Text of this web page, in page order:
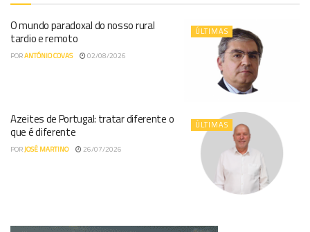
ÚLTIMAS
O mundo paradoxal do nosso rural
tardio e remoto
PORANTÓNIO COVAS 02/08/2026
ÚLTIMAS
Azeites de Portugal: tratar diferente o
que é diferente
PORJOSÉ MARTINO 26/07/2026